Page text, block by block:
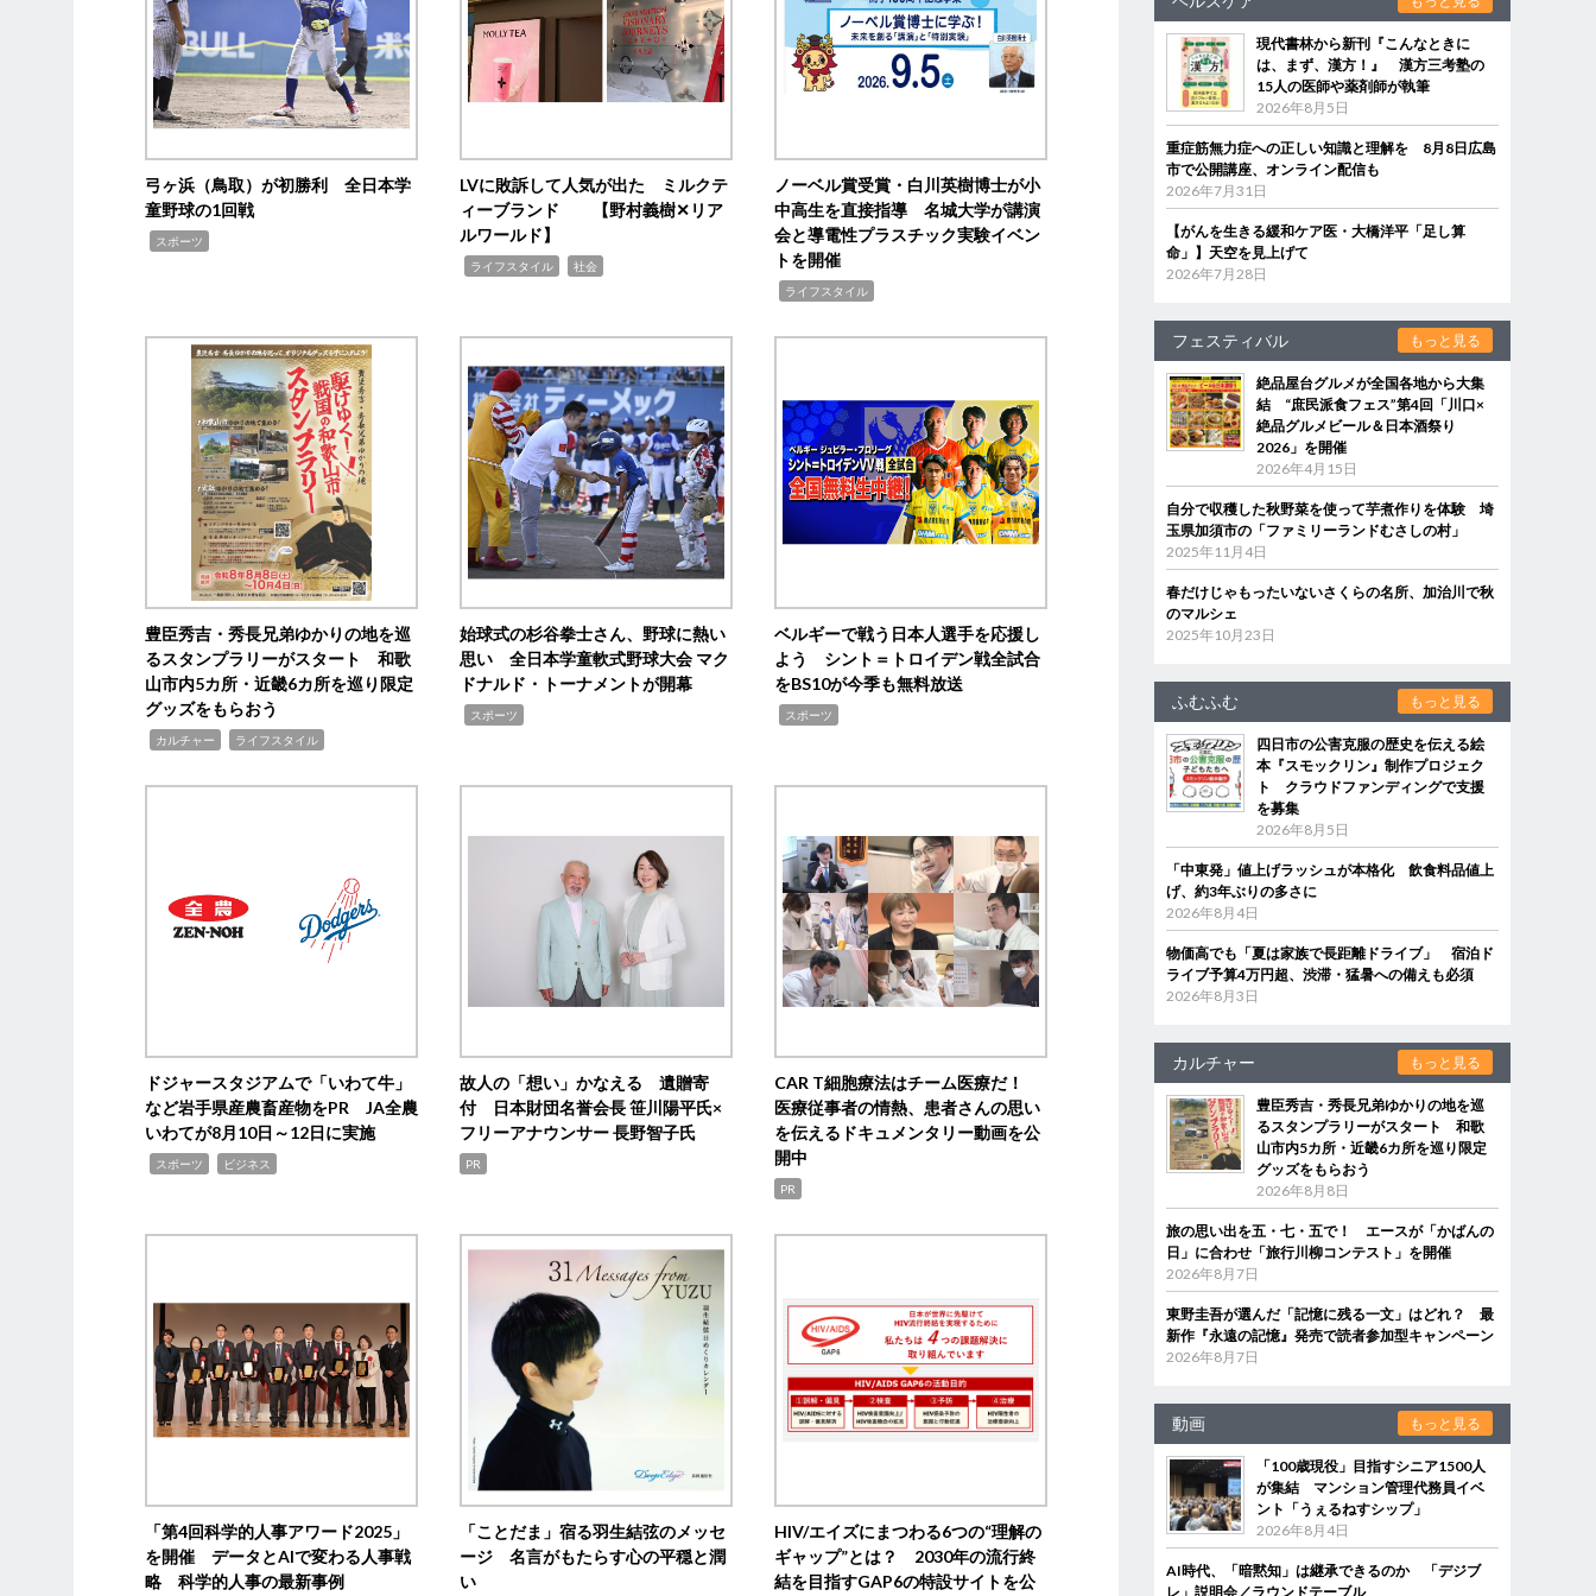
弓ヶ浜（鳥取）が初勝利 全日本学
童野球の1回戦
スポーツ
LVに敗訴して人気が出た ミルクテ
ィーブランド 【野村義樹✕リア
ルワールド】
ライフスタイル 社会
ノーベル賞受賞・白川英樹博士が小
中高生を直接指導 名城大学が講演
会と導電性プラスチック実験イベン
トを開催
ライフスタイル
豊臣秀吉・秀長兄弟ゆかりの地を巡
るスタンプラリーがスタート 和歌
山市内5カ所・近畿6カ所を巡り限定
グッズをもらおう
カルチャー ライフスタイル
始球式の杉谷拳士さん、野球に熱い
思い 全日本学童軟式野球大会 マク
ドナルド・トーナメントが開幕
スポーツ
ベルギーで戦う日本人選手を応援し
よう シント＝トロイデン戦全試合
をBS10が今季も無料放送
スポーツ
ドジャースタジアムで「いわて牛」
など岩手県産農畜産物をPR JA全農
いわてが8月10日～12日に実施
スポーツ ビジネス
故人の「想い」かなえる 遺贈寄
付 日本財団名誉会長 笹川陽平氏×
フリーアナウンサー 長野智子氏
PR
CAR T細胞療法はチーム医療だ！
医療従事者の情熱、患者さんの思い
を伝えるドキュメンタリー動画を公
開中
PR
「第4回科学的人事アワード2025」
を開催 データとAIで変わる人事戦
略 科学的人事の最新事例
「ことだま」宿る羽生結弦のメッセ
ージ 名言がもたらす心の平穏と潤
い
HIV/エイズにまつわる6つの“理解の
ギャップ”とは？ 2030年の流行終
結を目指すGAP6の特設サイトを公
現代書林から新刊『こんなときに
は、まず、漢方！』 漢方三考塾の
15人の医師や薬剤師が執筆
2026年8月5日
重症筋無力症への正しい知識と理解を 8月8日広島
市で公開講座、オンライン配信も
2026年7月31日
【がんを生きる緩和ケア医・大橋洋平「足し算
命」】天空を見上げて
2026年7月28日
フェスティバル もっと見る
絶品屋台グルメが全国各地から大集
結 “庶民派食フェス”第4回「川口×
絶品グルメビール＆日本酒祭り
2026」を開催
2026年4月15日
自分で収穫した秋野菜を使って芋煮作りを体験 埼
玉県加須市の「ファミリーランドむさしの村」
2025年11月4日
春だけじゃもったいないさくらの名所、加治川で秋
のマルシェ
2025年10月23日
ふむふむ もっと見る
四日市の公害克服の歴史を伝える絵
本『スモックリン』制作プロジェク
ト クラウドファンディングで支援
を募集
2026年8月5日
「中東発」値上げラッシュが本格化 飲食料品値上
げ、約3年ぶりの多さに
2026年8月4日
物価高でも「夏は家族で長距離ドライブ」 宿泊ド
ライブ予算4万円超、渋滞・猛暑への備えも必須
2026年8月3日
カルチャー もっと見る
豊臣秀吉・秀長兄弟ゆかりの地を巡
るスタンプラリーがスタート 和歌
山市内5カ所・近畿6カ所を巡り限定
グッズをもらおう
2026年8月8日
旅の思い出を五・七・五で！ エースが「かばんの
日」に合わせ「旅行川柳コンテスト」を開催
2026年8月7日
東野圭吾が選んだ「記憶に残る一文」はどれ？ 最
新作『永遠の記憶』発売で読者参加型キャンペーン
2026年8月7日
動画 もっと見る
「100歳現役」目指すシニア1500人
が集結 マンション管理代務員イベ
ント「うぇるねすシップ」
2026年8月4日
AI時代、「暗黙知」は継承できるのか 「デジブ
レ」説明会／ラウンドテーブル